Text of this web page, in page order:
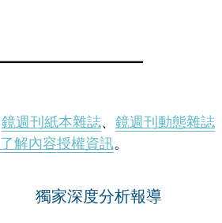
鏡週刊紙本雜誌、 鏡週刊動態雜誌
了解內容授權資訊。
獨家深度分析報導